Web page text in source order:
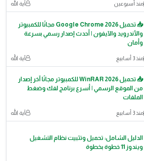
منذ أسبوعين آية الله
📥 تحميل Google Chrome 2026 مجانًا للكمبيوتر
والأندرويد والآيفون | أحدث إصدار رسمي بسرعة
وأمان
منذ 3 أسابيع آية الله
📥 تحميل WinRAR 2026 للكمبيوتر مجانًا آخر إصدار
من الموقع الرسمي | أسرع برنامج لفك وضغط
الملفات
منذ 3 أسابيع آية الله
الدليل الشامل: تحميل وتثبيت نظام التشغيل
ويندوز 11 خطوة بخطوة